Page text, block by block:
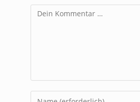
Kommentar
Gib